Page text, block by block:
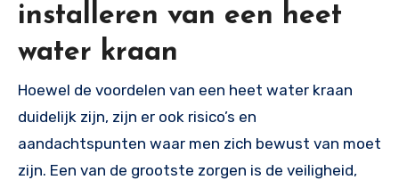
installeren van een heet
water kraan
Hoewel de voordelen van een heet water kraan
duidelijk zijn, zijn er ook risico’s en
aandachtspunten waar men zich bewust van moet
zijn. Een van de grootste zorgen is de veiligheid,